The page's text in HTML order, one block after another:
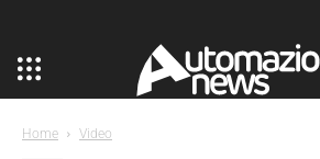
Home Video